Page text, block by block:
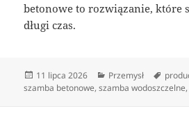
betonowe to rozwiązanie, które
długi czas.
Data
publikacji
11 lipca 2026 Kategorie
Przemysł Tagi
szamba betonowe,szamba wodoszczelne